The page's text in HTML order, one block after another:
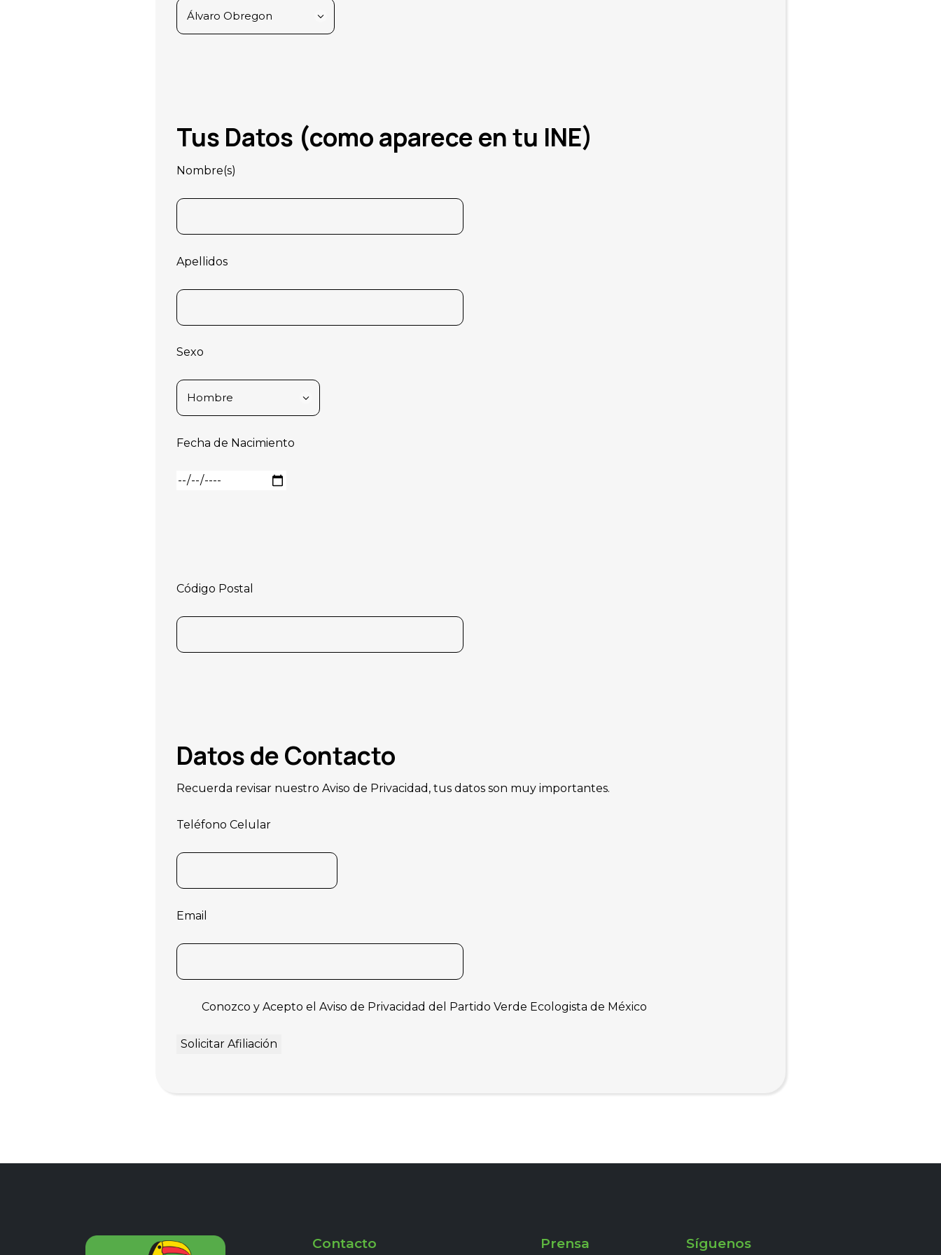
Tus Datos (como aparece en tu INE)
Nombre(s)
Apellidos
Sexo
Fecha de Nacimiento
Código Postal
Datos de Contacto
Recuerda revisar nuestro Aviso de Privacidad, tus datos son muy importantes.
Teléfono Celular
Email
Conozco y Acepto el Aviso de Privacidad del Partido Verde Ecologista de México
Contacto Prensa Síguenos